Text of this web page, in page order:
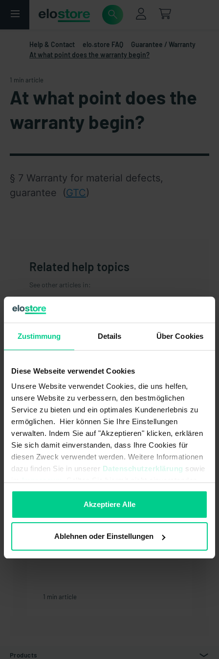
Zustimmung Details Über Cookies
Diese Webseite verwendet Cookies
Unsere Website verwendet Cookies, die uns helfen,
unsere Website zu verbessern, den bestmöglichen
Service zu bieten und ein optimales Kundenerlebnis zu
ermöglichen. Hier können Sie Ihre Einstellungen
verwalten. Indem Sie auf "Akzeptieren" klicken, erklären
Sie sich damit einverstanden, dass Ihre Cookies für
diesen Zweck verwendet werden. Weitere Informationen
dazu finden Sie in unserer Datenschutzerklärung sowie
sein, können Sie die Verwendung von Cookies hier
Akzeptiere Alle
Ablehnen oder Einstellungen
Help & Contact elo.store FAQ
Guarantee / Warranty
At what point does the warranty begin?
1 min article
At what point does the
warranty begin?
§ 7 Warranty for material defects,
guarantee
  (
GTC)
Related help topics
See other articles in:
General
Registration / Deregistration
Pricing policy
Customer account
Return
Payment
Delivery / Shipping
My order
You might also be interested in:
1 min article
Products